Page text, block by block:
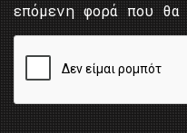
επόμενη φορά που θα